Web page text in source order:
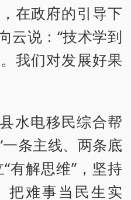
在政府的引导下
云说：“技术学到
我们对发展好果
水电移民综合帮
条主线、两条底
有解思维”，坚持
把难事当民生实